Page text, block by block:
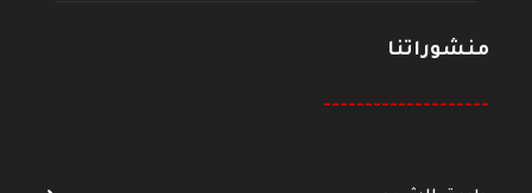
منشوراتنا
--------------------